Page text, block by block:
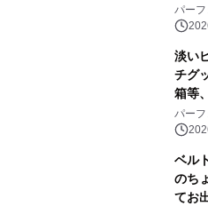
レト
パー
淡い
チグ
箱等
いピ
パー
ベル
のち
てお